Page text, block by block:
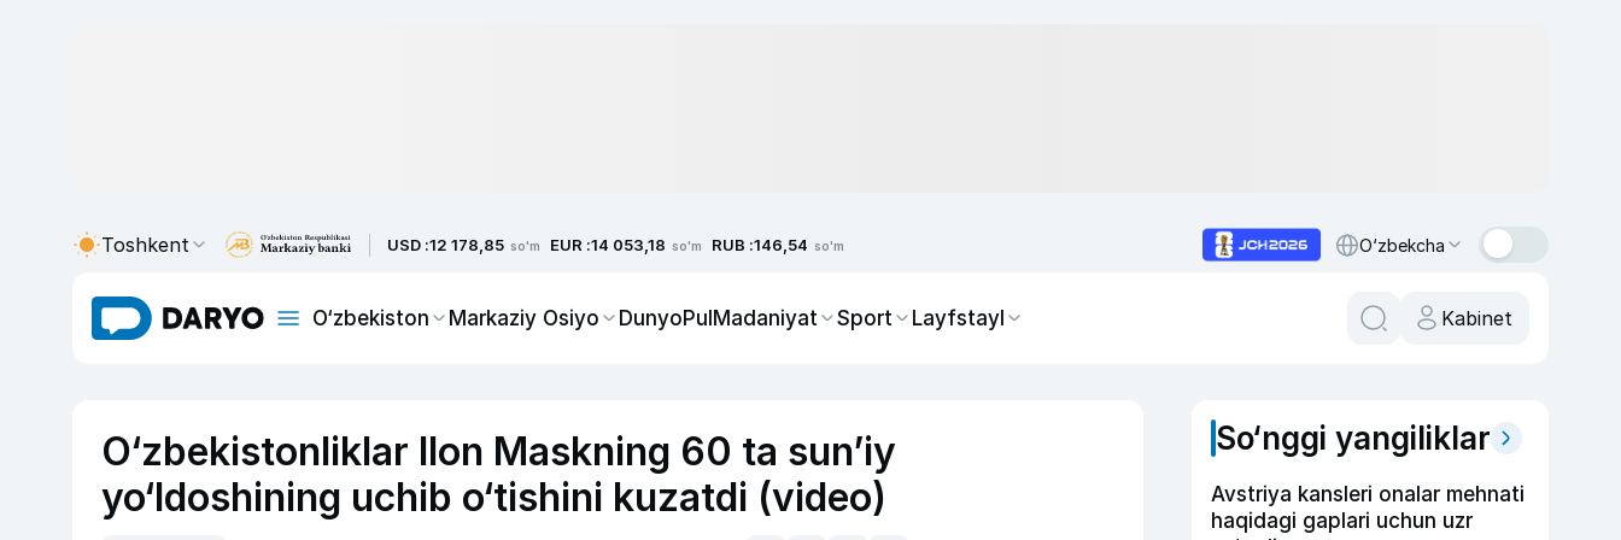
Toshkent USD :12 178,85 so'm EUR :14 053,18 so'm RUB :146,54 so'm O‘zbekcha
O‘zbekiston Markaziy Osiyo DunyoPulMadaniyat Sport Layfstayl Kabinet
O‘zbekistonliklar Ilon Maskning 60 ta sun’iy
yo‘ldoshining uchib o‘tishini kuzatdi (video)
So‘nggi yangiliklar
Avstriya kansleri onalar mehnati
haqidagi gaplari uchun uzr